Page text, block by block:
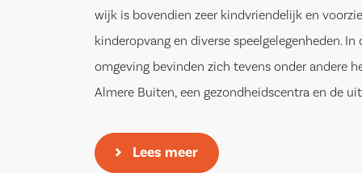
wijk is bovendien zeer kindvriendelijk en
kinderopvang en diverse speelgelegenheden. In
omgeving bevinden zich tevens onder andere
Almere Buiten, een gezondheidscentra en de
IndelingLees meer